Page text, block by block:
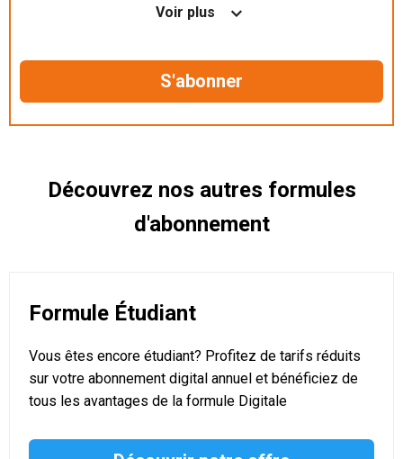
Nos articles en illimité sur ordinateur, tablette et
Le magazine TelQuel en numérique avant la sortie
Des informations confidentielles résérvées aux
Voir plus
Découvrez nos autres formules
d'abonnement
Formule Étudiant
Vous êtes encore étudiant? Profitez de tarifs réduits
sur votre abonnement digital annuel et bénéficiez de
tous les avantages de la formule Digitale